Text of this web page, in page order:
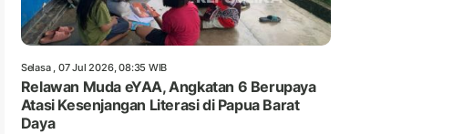
Selasa , 07 Jul 2026, 08:35 WIB
Relawan Muda eYAA, Angkatan 6 Berupaya
Atasi Kesenjangan Literasi di Papua Barat
Daya